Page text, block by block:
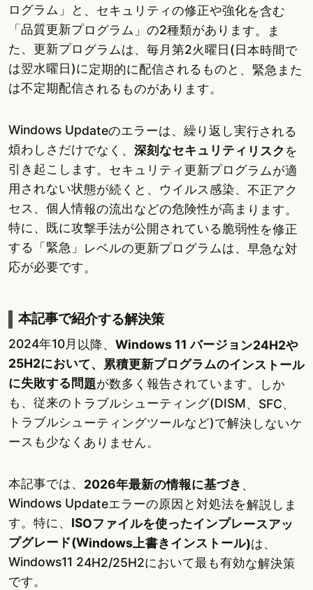
ログラム」と、セキュリティの修正や強化を含む
「品質更新プログラム」の2種類があります。ま
た、更新プログラムは、毎月第2火曜日(日本時間で
は翌水曜日)に定期的に配信されるものと、緊急また
は不定期配信されるものがあります。
Windows Updateのエラーは、繰り返し実行される
煩わしさだけでなく、深刻なセキュリティリスクを
引き起こします。セキュリティ更新プログラムが適
用されない状態が続くと、ウイルス感染、不正アク
セス、個人情報の流出などの危険性が高まります。
特に、既に攻撃手法が公開されている脆弱性を修正
する「緊急」レベルの更新プログラムは、早急な対
応が必要です。
本記事で紹介する解決策
2024年10月以降、Windows 11 バージョン24H2や
25H2において、累積更新プログラムのインストール
に失敗する問題が数多く報告されています。しか
も、従来のトラブルシューティング(DISM、SFC、
トラブルシューティングツールなど)で解決しないケ
ースも少なくありません。
本記事では、 2026年最新の情報に基づき 、
Windows Updateエラーの原因と対処法を解説しま
す。特に、 ISOファイルを使ったインプレースアッ
プグレード(Windows上書きインストール)は、
Windows11 24H2/25H2において最も有効な解決策
です。